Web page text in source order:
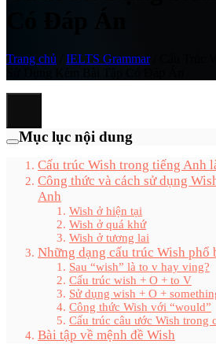
Trang chủ IELTS Grammar/
Cấu Trúc
Mục lục nội dung
Cấu trúc Wish trong tiếng Anh
Công thức và cách sử dụng
Anh
Wish ở hiện tại
Wish ở quá khứ
Wish ở tương lai
Những dạng cấu trúc Wish phổ
Sau “wish” là to v hay ving?
Cấu trúc wish + O + to V
Sử dụng wish + O +
Công thức Wish với “would”
Cấu trúc câu ước Wish trong
Bài tập về mệnh đề Wish